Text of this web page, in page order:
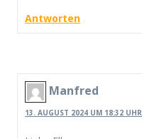
Antworten
Manfred
13. AUGUST 2024 UM 18:32 UHR